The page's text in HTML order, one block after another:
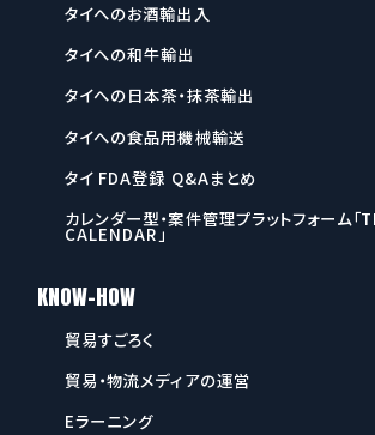
タイへのお酒輸出入
タイへの和牛輸出
タイへの日本茶・抹茶輸出
タイへの食品用機械輸送
タイ FDA登録 Q&Aまとめ
カレンダー型・案件管理プラットフォーム「
CALENDAR」
KNOW-HOW
貿易すごろく
貿易・物流メディアの運営
Eラーニング